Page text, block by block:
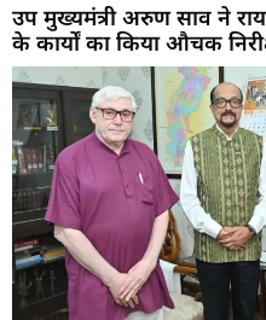
उप मुख्यमंत्री अरुण साव ने
के कार्यों का किया औचक